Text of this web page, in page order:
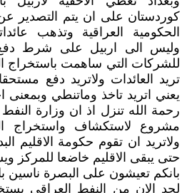
كوردستان على ان يتم
الحكومية العراقية وتذهب
وليس الى اربيل على شرط دفع
للشركات التي ساهمت باستخراج
تريد العائدات ولاتريد دفع
يعني اتريد تاخذ وماتنطي وبمعنى
رحمة الله تنزل اذ ان وزارة النفط
مشروع لاستكشاف واستخراج
ولاتريد ان تقوم حكومة الاقليم
حتى يبقى الاقليم خاضعا للمركز
بانكم تعيشون على البصرة ناسين
لحد الان من النفط العراقي